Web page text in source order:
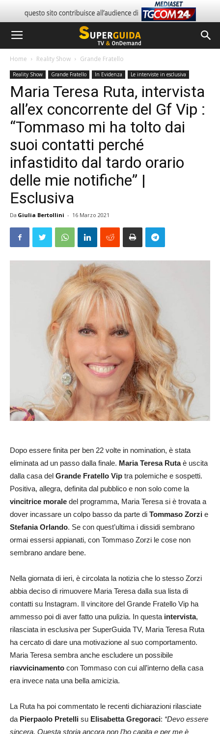
Home Reality Show Grande Fratello
Reality Show Grande Fratello In Evidenza Le interviste in esclusiva
Maria Teresa Ruta, intervista
all’ex concorrente del Gf Vip :
“Tommaso mi ha tolto dai
suoi contatti perché
infastidito dal tardo orario
delle mie notifiche” |
Esclusiva
Da Giulia Bertollini - 16 Marzo 2021
Dopo essere finita per ben 22 volte in nomination, è stata
eliminata ad un passo dalla finale. Maria Teresa Rutaè uscita
dalla casa del Grande Fratello Vip tra polemiche e sospetti.
Positiva, allegra, definita dal pubblico e non solo come la
vincitrice morale del programma, Maria Teresa si è trovata a
dover incassare un colpo basso da parte di Tommaso Zorzi e
Stefania Orlando. Se con quest’ultima i dissidi sembrano
ormai essersi appianati, con Tommaso Zorzi le cose non
sembrano andare bene.
Nella giornata di ieri, è circolata la notizia che lo stesso Zorzi
abbia deciso di rimuovere Maria Teresa dalla sua lista di
contatti su Instagram. Il vincitore del Grande Fratello Vip ha
ammesso poi di aver fatto una pulizia. In questa intervista,
rilasciata in esclusiva per SuperGuida TV, Maria Teresa Ruta
ha cercato di dare una motivazione al suo comportamento.
Maria Teresa sembra anche escludere un possibile
riavvicinamento con Tommaso con cui all’interno della casa
era invece nata una bella amicizia.
La Ruta ha poi commentato le recenti dichiarazioni rilasciate
da Pierpaolo Pretelli su Elisabetta Gregoraci: “Devo essere
sincera. Questa storia ancora non l’ho capita e per me è